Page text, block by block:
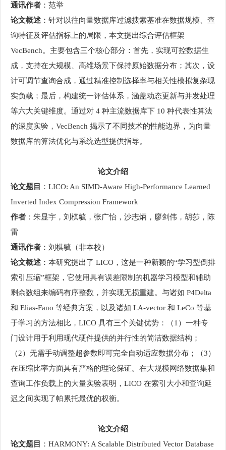
通讯作者 ：范举
论文概述 ：针对以往向量数据库过滤搜索基准在数据规模、查
询特征及评估指标上的局限，本文提出综合评估框架
VecBench。主要包含三个核心部分：首先，实现可控数据生
成，支持在大规模、高维场景下保持原始数据分布；其次，设
计可调节查询合成，通过精准控制选择率与相关性模拟复杂现
实负载；最后，构建统一评估体系，涵盖动态更新与并发处理
等六大关键维度。通过对 4 种主流数据库下 10 种代表性算法
的深度实验，VecBench 揭示了不同技术的性能边界，为向量
数据库的算法优化与系统选型提供指导。
论文介绍
论文题目
：LICO: An SIMD-Aware High-Performance Learned
Inverted Index Compression Framework
作者 ：朱显宇，刘棋毓，张广怡，沙志炳，廖剑伟，胡莎，陈
雷
通讯作者 ：刘棋毓（非本校）
论文概述 ：本研究提出了 LICO，这是一种新颖的“学习型倒排
索引压缩”框架，它使用具有误差限制的机器学习模型和辅助
剩余数组来编码有序整数，并实现无损重建。与诸如 P4Delta
和 Elias-Fano 等经典方案，以及诸如 LA-vector 和 LeCo 等基
于学习的方法相比，LICO 具有三个关键优势：（1）一种专
门设计用于利用现代硬件提供的并行性的简洁数据结构；
（2）无需手动调整超参数即可完全自动适应数据分布；（3）
在压缩比率方面具有严格的理论保证。在大规模网络数据集和
查询工作负载上的大量实验表明，LICO 在索引大小和查询延
迟之间实现了帕累托最优的权衡。
论文介绍
论文题目
：HARMONY: A Scalable Distributed Vector Database